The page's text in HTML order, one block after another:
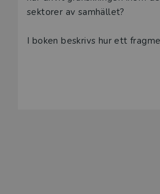
sektorer av samhället?
I boken beskrivs hur ett
skulle vi klara oss utan, och